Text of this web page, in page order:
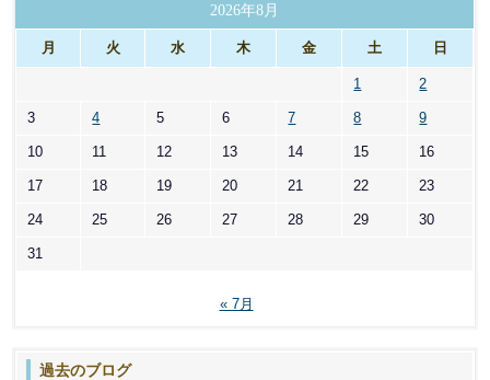
ー
2026年8月
月 火 水 木 金 土 日
1 2
3 4 5 6 7 8 9
10 11 12 13 14 15 16
17 18 19 20 21 22 23
24 25 26 27 28 29 30
31
« 7月
過去のブログ